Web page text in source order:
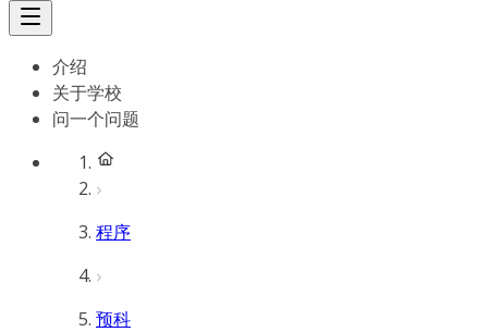
介绍
关于学校
问一个问题
程序
预科